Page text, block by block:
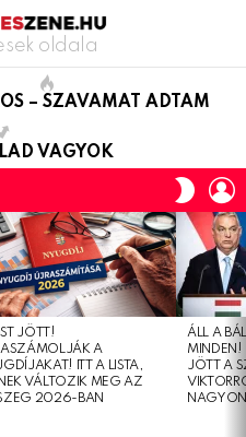
oldala
– SZAVAMAT ADTAM
VAGYOK
SKIN
JÖTT!
A
ITT A LISTA,
VÁLTOZIK MEG AZ
2026-BAN
ÁLL A
MINDEN!
JÖTT A